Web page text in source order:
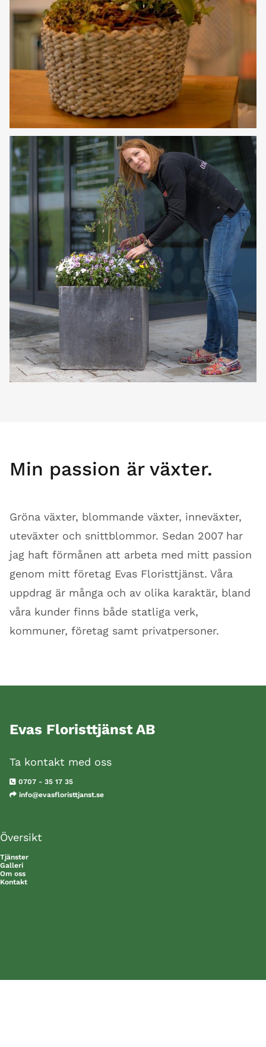
Min passion är växter.
Gröna växter, blommande växter, inneväxter,
uteväxter och snittblommor. Sedan 2007 har
jag haft förmånen att arbeta med mitt passion
genom mitt företag Evas Floristtjänst. Våra
uppdrag är många och av olika karaktär, bland
våra kunder finns både statliga verk,
kommuner, företag samt privatpersoner.
Evas Floristtjänst AB
Ta kontakt med oss
 0707 - 35 17 35
 info@evasfloristtjanst.se
Översikt
Tjänster
Galleri
Om oss
Kontakt